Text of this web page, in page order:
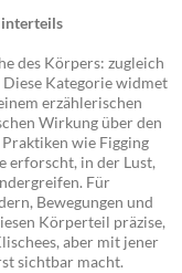
des Körpers: zugleich
Kategorie widmet
erzählerischen
Wirkung über den
wie Figging
erforscht, in der Lust,
Für
Bewegungen und
Körperteil präzise,
aber mit jener
sichtbar macht.